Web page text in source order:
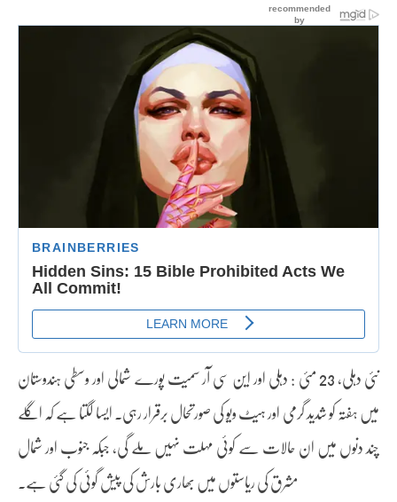
نئی دہلی، 23 مئی : دہلی اور این سی آر سمیت پورے شمالی اور وسطی ہندوستان
میں ہفتہ کو شدید گرمی اور ہیٹ ویو کی صورتحال برقرار رہی۔ ایسا لگتا ہے کہ اگلے
چند دنوں میں ان حالات سے کوئی مہلت نہیں ملے گی، جبکہ جنوب اور شمال
مشرق کی ریاستوں میں بھاری بارش کی پیش گوئی کی گئی ہے۔